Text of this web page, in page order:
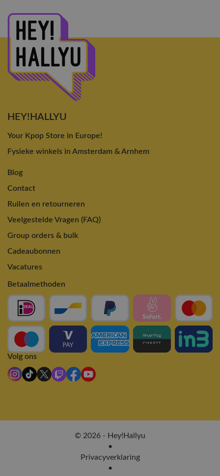
HEY!HALLYU
Your Kpop Store in Europe!
Fysieke winkels in Amsterdam & Arnhem
Blog
Contact
Ruilen en retourneren
Veelgestelde Vragen (FAQ)
Group orders & bulk
Cadeaubonnen
Vacatures
Betaalmethoden
Volg ons
© 2026 - Hey!Hallyu
•
Privacyverklaring
•